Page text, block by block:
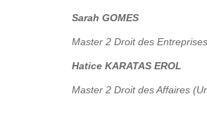
Sarah GOMES
Master 2 Droit des
Hatice KARATAS EROL
Master 2 Droit des Affaires